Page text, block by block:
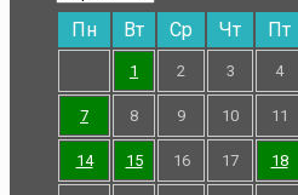
Пн Вт Ср Чт Пт
1 2 3 4
7 8 9 10 11
14 15 16 17 18